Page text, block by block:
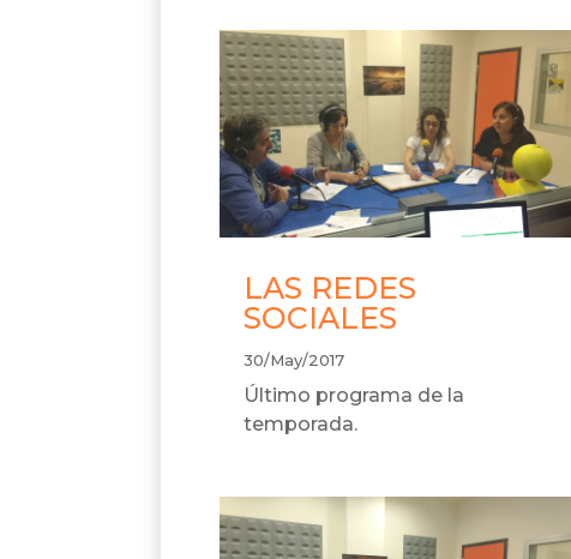
LAS REDES
SOCIALES
30/May/2017
Último programa de la
temporada.